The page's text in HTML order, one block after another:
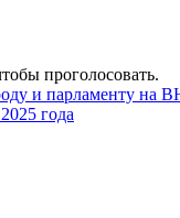
проголосовать.
и парламенту на
года